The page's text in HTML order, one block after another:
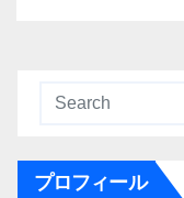
プロフィール